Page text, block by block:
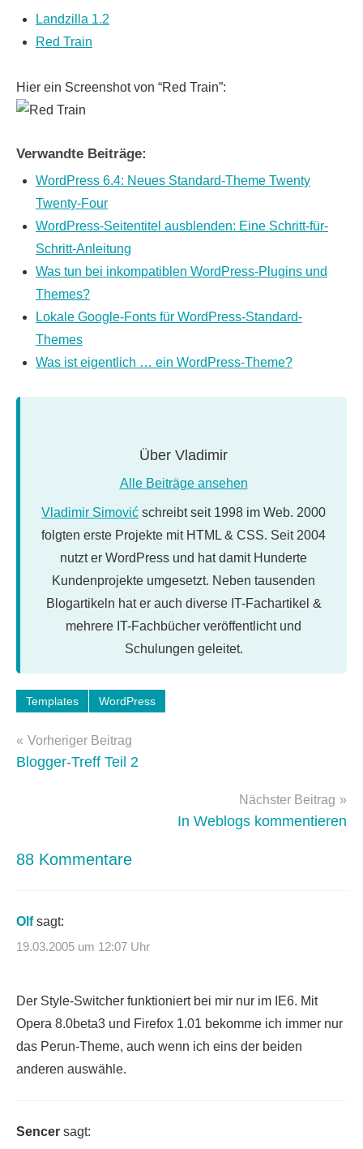
Landzilla 1.2
Red Train
Hier ein Screenshot von “Red Train”:
Verwandte Beiträge:
WordPress 6.4: Neues Standard-Theme Twenty
Twenty-Four
WordPress-Seitentitel ausblenden: Eine Schritt-für-
Schritt-Anleitung
Was tun bei inkompatiblen WordPress-Plugins und
Themes?
Lokale Google-Fonts für WordPress-Standard-
Themes
Was ist eigentlich … ein WordPress-Theme?
Über Vladimir
Alle Beiträge ansehen
Vladimir Simović schreibt seit 1998 im Web. 2000
folgten erste Projekte mit HTML & CSS. Seit 2004
nutzt er WordPress und hat damit Hunderte
Kundenprojekte umgesetzt. Neben tausenden
Blogartikeln hat er auch diverse IT-Fachartikel &
mehrere IT-Fachbücher veröffentlicht und
Schulungen geleitet.
Schlagwörter:
themes
Templates WordPress
Beitragsnavigation
Vorheriger Beitrag
Blogger-Treff Teil 2
Nächster Beitrag
In Weblogs kommentieren
88 Kommentare
Olf sagt:
19.03.2005 um 12:07 Uhr
Der Style-Switcher funktioniert bei mir nur im IE6. Mit
Opera 8.0beta3 und Firefox 1.01 bekomme ich immer nur
das Perun-Theme, auch wenn ich eins der beiden
anderen auswähle.
Sencer sagt: